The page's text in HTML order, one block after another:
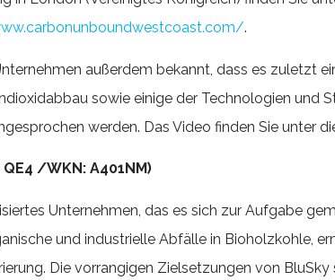
.
außerdem bekannt, dass es zuletzt
sowie einige der Technologien und
werden. Das Video finden Sie unter
/WKN: A401NM)
Unternehmen, das es sich zur Aufgabe
und industrielle Abfälle in Bioholzkohle,
Die vorrangigen Zielsetzungen von